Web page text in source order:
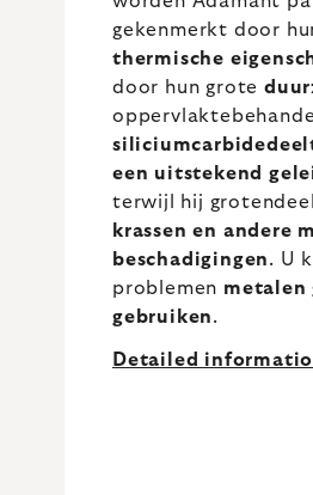
gekenmerkt door
thermische
door hun grote
een uitstekend
terwijl hij
krassen en andere
beschadigingen. U
problemen metalen
gebruiken.
Detailed